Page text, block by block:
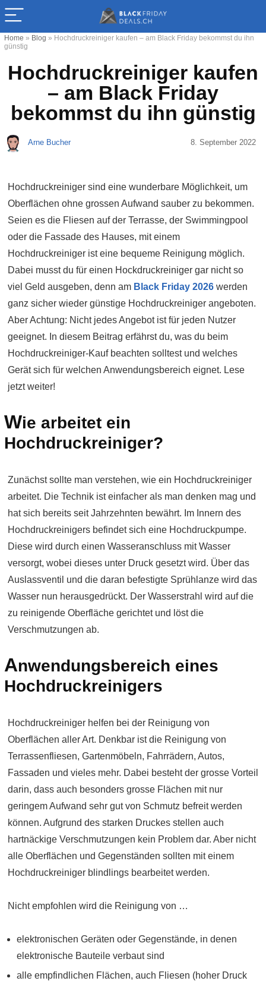
Home » Blog » Hochdruckreiniger kaufen – am Black Friday bekommst du ihn
günstig
Hochdruckreiniger kaufen
– am Black Friday
bekommst du ihn günstig
Arne Bucher 8. September 2022
Hochdruckreiniger sind eine wunderbare Möglichkeit, um
Oberflächen ohne grossen Aufwand sauber zu bekommen.
Seien es die Fliesen auf der Terrasse, der Swimmingpool
oder die Fassade des Hauses, mit einem
Hochdruckreiniger ist eine bequeme Reinigung möglich.
Dabei musst du für einen Hockdruckreiniger gar nicht so
viel Geld ausgeben, denn am Black Friday 2026 werden
ganz sicher wieder günstige Hochdruckreiniger angeboten.
Aber Achtung: Nicht jedes Angebot ist für jeden Nutzer
geeignet. In diesem Beitrag erfährst du, was du beim
Hochdruckreiniger-Kauf beachten solltest und welches
Gerät sich für welchen Anwendungsbereich eignet. Lese
jetzt weiter!
Wie arbeitet ein
Hochdruckreiniger?
Zunächst sollte man verstehen, wie ein Hochdruckreiniger
arbeitet. Die Technik ist einfacher als man denken mag und
hat sich bereits seit Jahrzehnten bewährt. Im Innern des
Hochdruckreinigers befindet sich eine Hochdruckpumpe.
Diese wird durch einen Wasseranschluss mit Wasser
versorgt, wobei dieses unter Druck gesetzt wird. Über das
Auslassventil und die daran befestigte Sprühlanze wird das
Wasser nun herausgedrückt. Der Wasserstrahl wird auf die
zu reinigende Oberfläche gerichtet und löst die
Verschmutzungen ab.
Anwendungsbereich eines
Hochdruckreinigers
Hochdruckreiniger helfen bei der Reinigung von
Oberflächen aller Art. Denkbar ist die Reinigung von
Terrassenfliesen, Gartenmöbeln, Fahrrädern, Autos,
Fassaden und vieles mehr. Dabei besteht der grosse Vorteil
darin, dass auch besonders grosse Flächen mit nur
geringem Aufwand sehr gut von Schmutz befreit werden
können. Aufgrund des starken Druckes stellen auch
hartnäckige Verschmutzungen kein Problem dar. Aber nicht
alle Oberflächen und Gegenständen sollten mit einem
Hochdruckreiniger blindlings bearbeitet werden.
Nicht empfohlen wird die Reinigung von …
elektronischen Geräten oder Gegenstände, in denen
elektronische Bauteile verbaut sind
alle empfindlichen Flächen, auch Fliesen (hoher Druck